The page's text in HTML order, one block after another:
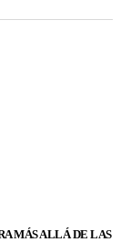
MÁS ALLÁ DE LAS